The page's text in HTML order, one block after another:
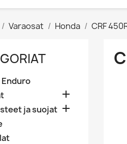
Varaosat Honda CRF

ja suojat 